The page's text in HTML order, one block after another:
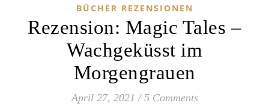
BÜCHER REZENSIONEN
Rezension: Magic Tales –
Wachgeküsst im
Morgengrauen
April 27, 2021 / 5 Comments